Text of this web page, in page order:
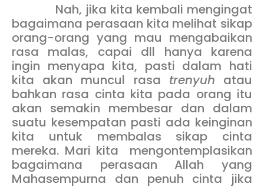
Nah, jika kita kembali mengingat
bagaimana perasaan kita melihat sikap
orang-orang yang mau mengabaikan
rasa malas, capai dll hanya karena
ingin menyapa kita, pasti dalam hati
kita akan muncul rasa trenyuh atau
bahkan rasa cinta kita pada orang itu
akan semakin membesar dan dalam
suatu kesempatan pasti ada keinginan
kita untuk membalas sikap cinta
mereka. Mari kita mengontemplasikan
bagaimana perasaan Allah yang
Mahasempurna dan penuh cinta jika